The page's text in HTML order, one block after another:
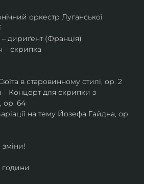
оркестр Луганської
– дириґент (Франція)
– скрипка
в старовинному стилі, ор. 2
Концерт для скрипки з
ор. 64
на тему Йозефа Гайдна, ор.
години